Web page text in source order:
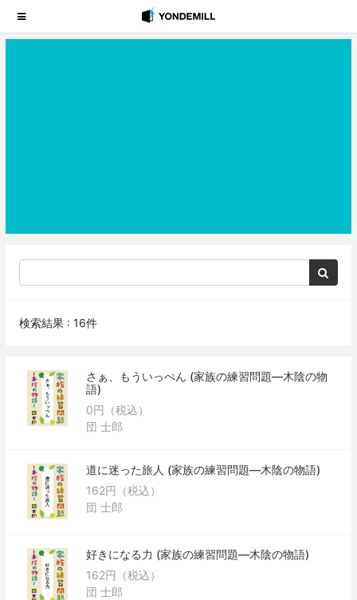
検索結果 : 16件
さぁ、もういっぺん (家族の練習問題―木陰の物
語)
0円（税込）
団 士郎
道に迷った旅人 (家族の練習問題―木陰の物語)
162円（税込）
団 士郎
好きになる力 (家族の練習問題―木陰の物語)
162円（税込）
団 士郎